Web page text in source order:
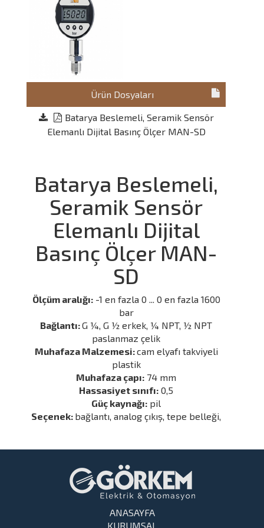
Ürün Dosyaları
Batarya Beslemeli, Seramik Sensör
Elemanlı Dijital Basınç Ölçer MAN-SD
Batarya Beslemeli,
Seramik Sensör
Elemanlı Dijital
Basınç Ölçer MAN-
SD
Ölçüm aralığı:-1 en fazla 0 ... 0 en fazla 1600
bar
Bağlantı:G ¼, G ½ erkek, ¼ NPT, ½ NPT
paslanmaz çelik
Muhafaza Malzemesi:cam elyafı takviyeli
plastik
Muhafaza çapı: 74 mm
Hassasiyet sınıfı: 0,5
Güç kaynağı: pil
Seçenek: bağlantı, analog çıkış, tepe belleği,
ANASAYFA
KURUMSAL